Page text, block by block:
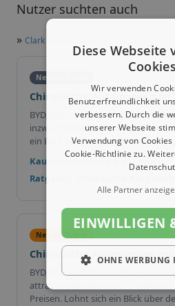
Nutzer suchten auch
» Clark kleine E-Autos
Neu im Trend
Chinesische Automarken im
BYD, MG, XPeng und weitere
inzwischen Modelle in vielen
ein Blick auf die Alternativen?
Kaufentscheidung & Vergleich
Ratgeber: Chinesische
Neu im Trend
Chinesische Automarken
BYD, MG, Leapmotor, XPeng und
attraktive Alternativen – moderne
Preisen. Lohnt sich ein Blick über
Diese Webseite
Wir verwenden
Benutzerfreundlichkeit
verbessern. Durch die
unserer Webseite
Verwendung von
Cookie-Richtlinie zu.
Alle Partner
EINWILLIGEN
OHNE WERBUNG